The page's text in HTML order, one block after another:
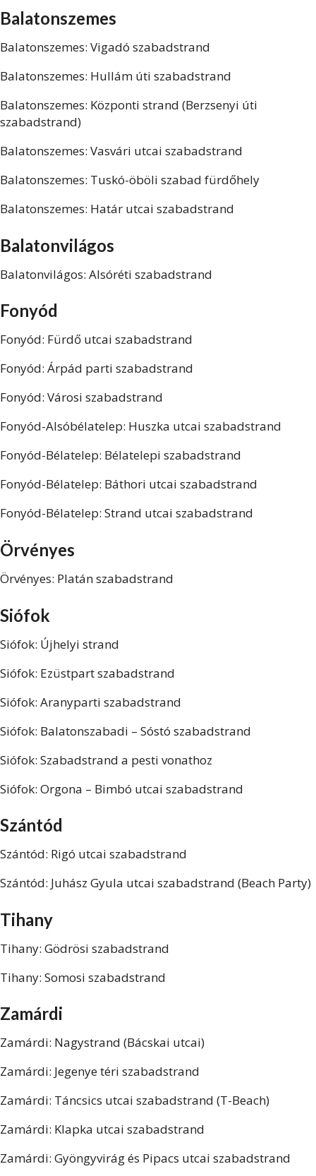
Balatonszemes
Balatonszemes: Vigadó szabadstrand
Balatonszemes: Hullám úti szabadstrand
Balatonszemes: Központi strand (Berzsenyi úti
szabadstrand)
Balatonszemes: Vasvári utcai szabadstrand
Balatonszemes: Tuskó-öböli szabad fürdőhely
Balatonszemes: Határ utcai szabadstrand
Balatonvilágos
Balatonvilágos: Alsóréti szabadstrand
Fonyód
Fonyód: Fürdő utcai szabadstrand
Fonyód: Árpád parti szabadstrand
Fonyód: Városi szabadstrand
Fonyód-Alsóbélatelep: Huszka utcai szabadstrand
Fonyód-Bélatelep: Bélatelepi szabadstrand
Fonyód-Bélatelep: Báthori utcai szabadstrand
Fonyód-Bélatelep: Strand utcai szabadstrand
Örvényes
Örvényes: Platán szabadstrand
Siófok
Siófok: Újhelyi strand
Siófok: Ezüstpart szabadstrand
Siófok: Aranyparti szabadstrand
Siófok: Balatonszabadi – Sóstó szabadstrand
Siófok: Szabadstrand a pesti vonathoz
Siófok: Orgona – Bimbó utcai szabadstrand
Szántód
Szántód: Rigó utcai szabadstrand
Szántód: Juhász Gyula utcai szabadstrand (Beach Party)
Tihany
Tihany: Gödrösi szabadstrand
Tihany: Somosi szabadstrand
Zamárdi
Zamárdi: Nagystrand (Bácskai utcai)
Zamárdi: Jegenye téri szabadstrand
Zamárdi: Táncsics utcai szabadstrand (T-Beach)
Zamárdi: Klapka utcai szabadstrand
Zamárdi: Gyöngyvirág és Pipacs utcai szabadstrand